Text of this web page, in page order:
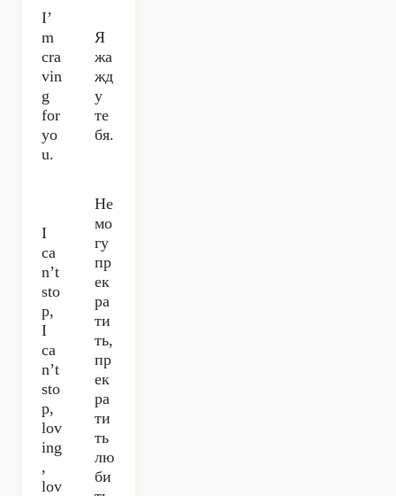
I’
m
cra
vin
g
for
yo
u.
Я
жа
жд
у
те
бя.
I
ca
n’t
sto
p,
I
ca
n’t
sto
p,
lov
ing
,
lov
Не
мо
гу
пр
ек
ра
ти
ть,
пр
ек
ра
ти
ть
лю
би